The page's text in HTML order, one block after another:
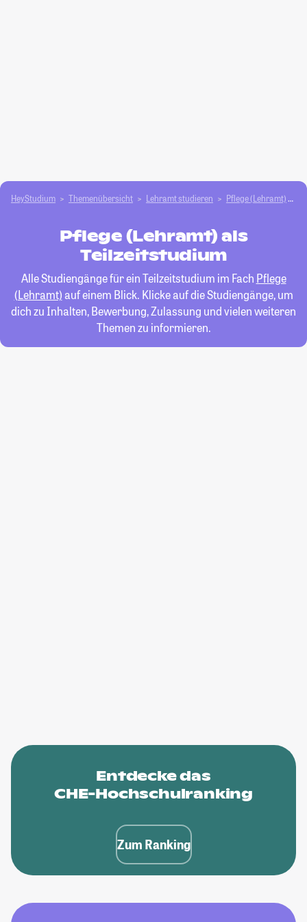
HeyStudium Themenübersicht Lehramt studieren Pflege (Lehramt)
Pflege (Lehramt) als
Teilzeitstudium
Alle Studiengänge für ein Teilzeitstudium im Fach Pflege
(Lehramt)auf einem Blick. Klicke auf die Studiengänge, um
dich zu Inhalten, Bewerbung, Zulassung und vielen weiteren
Themen zu informieren.
Entdecke das
CHE-Hochschulranking
Zum Ranking